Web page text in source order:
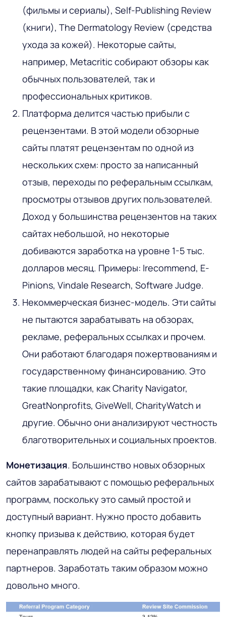
(фильмы и сериалы), Self-Publishing Review
(книги), The Dermatology Review (средства
ухода за кожей). Некоторые сайты,
например, Metacritic собирают обзоры как
обычных пользователей, так и
профессиональных критиков.
Платформа делится частью прибыли с
рецензентами. В этой модели обзорные
сайты платят рецензентам по одной из
нескольких схем: просто за написанный
отзыв, переходы по реферальным ссылкам,
просмотры отзывов других пользователей.
Доход у большинства рецензентов на таких
сайтах небольшой, но некоторые
добиваются заработка на уровне 1-5 тыс.
долларов месяц. Примеры: Irecommend, E-
Pinions, Vindale Research, Software Judge.
Некоммерческая бизнес-модель. Эти сайты
не пытаются зарабатывать на обзорах,
рекламе, реферальных ссылках и прочем.
Они работают благодаря пожертвованиям и
государственному финансированию. Это
такие площадки, как Charity Navigator,
GreatNonprofits, GiveWell, CharityWatch и
другие. Обычно они анализируют честность
благотворительных и социальных проектов.
Монетизация. Большинство новых обзорных
сайтов зарабатывают с помощью реферальных
программ, поскольку это самый простой и
доступный вариант. Нужно просто добавить
кнопку призыва к действию, которая будет
перенаправлять людей на сайты реферальных
партнеров. Заработать таким образом можно
довольно много.